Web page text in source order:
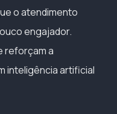
o atendimento
engajador.
reforçam a
inteligência artificial